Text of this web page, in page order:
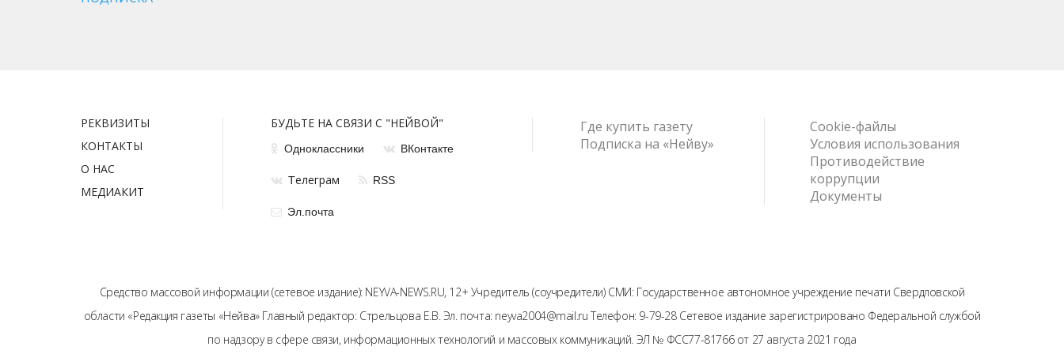
РЕКВИЗИТЫ
КОНТАКТЫ
О НАС
МЕДИАКИТ
БУДЬТЕ НА СВЯЗИ С "НЕЙВОЙ"
Одноклассники ВКонтакте
Телеграм RSS
Эл.почта
Где купить газету
Подписка на «Нейву»
Cookie-файлы
Условия использования
Противодействие
коррупции
Документы
Средство массовой информации (сетевое издание): NEYVA-NEWS.RU, 12+ Учредитель (соучредители) СМИ: Государственное автономное учреждение печати Свердловской
области «Редакция газеты «Нейва» Главный редактор: Стрельцова Е.В. Эл. почта: neyva2004@mail.ru Телефон: 9-79-28 Сетевое издание зарегистрировано Федеральной службой
по надзору в сфере связи, информационных технологий и массовых коммуникаций. ЭЛ № ФСС77-81766 от 27 августа 2021 года